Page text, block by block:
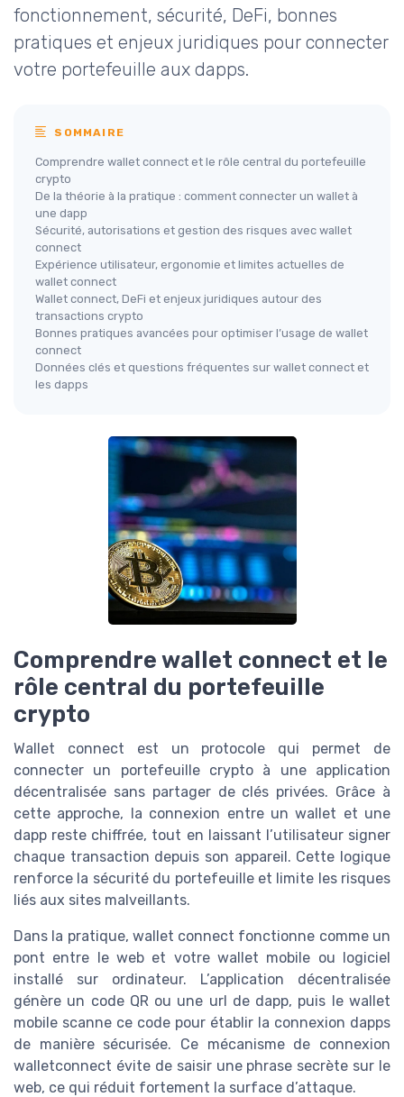
fonctionnement, sécurité, DeFi, bonnes
pratiques et enjeux juridiques pour connecter
votre portefeuille aux dapps.
SOMMAIRE
Comprendre wallet connect et le rôle central du portefeuille
crypto
De la théorie à la pratique : comment connecter un wallet à
une dapp
Sécurité, autorisations et gestion des risques avec wallet
connect
Expérience utilisateur, ergonomie et limites actuelles de
wallet connect
Wallet connect, DeFi et enjeux juridiques autour des
transactions crypto
Bonnes pratiques avancées pour optimiser l’usage de wallet
connect
Données clés et questions fréquentes sur wallet connect et
les dapps
Comprendre wallet connect et le
rôle central du portefeuille
crypto
Wallet connect est un protocole qui permet de
connecter un portefeuille crypto à une application
décentralisée sans partager de clés privées. Grâce à
cette approche, la connexion entre un wallet et une
dapp reste chiffrée, tout en laissant l’utilisateur signer
chaque transaction depuis son appareil. Cette logique
renforce la sécurité du portefeuille et limite les risques
liés aux sites malveillants.
Dans la pratique, wallet connect fonctionne comme un
pont entre le web et votre wallet mobile ou logiciel
installé sur ordinateur. L’application décentralisée
génère un code QR ou une url de dapp, puis le wallet
mobile scanne ce code pour établir la connexion dapps
de manière sécurisée. Ce mécanisme de connexion
walletconnect évite de saisir une phrase secrète sur le
web, ce qui réduit fortement la surface d’attaque.